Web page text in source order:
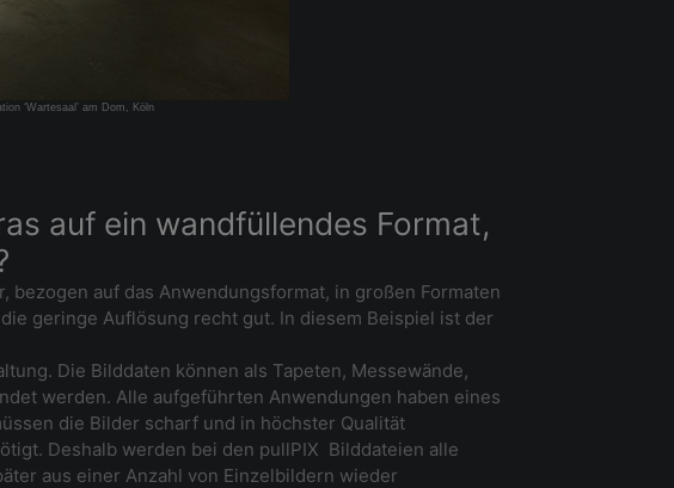
‘Wartesaal’ am Dom, Köln
auf ein wandfüllendes Format,
auf das Anwendungsformat, in großen Formaten
geringe Auflösung recht gut. In diesem Beispiel ist der
Die Bilddaten können als Tapeten, Messewände,
werden. Alle aufgeführten Anwendungen haben eines
die Bilder scharf und in höchster Qualität
Deshalb werden bei den pullPIX Bilddateien alle
aus einer Anzahl von Einzelbildern wieder